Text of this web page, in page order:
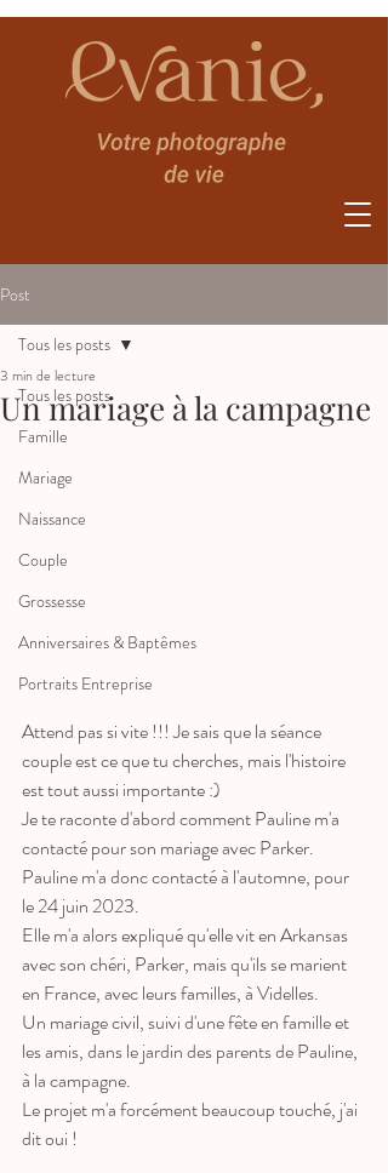
Post
Tous les posts
Famille
Mariage
Naissance
Couple
Grossesse
Anniversaires & Baptêmes
Portraits Entreprise
Tous les posts
Un mariage à la campagne
3 min de lecture
Attend pas si vite !!! Je sais que la séance
couple est ce que tu cherches, mais l'histoire
est tout aussi importante :)
Je te raconte d'abord comment Pauline m'a
contacté pour son mariage avec Parker.
Pauline m'a donc contacté à l'automne, pour
le 24 juin 2023.
Elle m'a alors expliqué qu'elle vit en Arkansas
avec son chéri, Parker, mais qu'ils se marient
en France, avec leurs familles, à Videlles.
Un mariage civil, suivi d'une fête en famille et
les amis, dans le jardin des parents de Pauline,
à la campagne.
Le projet m'a forcément beaucoup touché, j'ai
dit oui !